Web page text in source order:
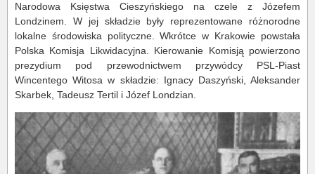
Narodowa Księstwa Cieszyńskiego na czele z Józefem
Londzinem. W jej składzie były reprezentowane różnorodne
lokalne środowiska polityczne. Wkrótce w Krakowie powstała
Polska Komisja Likwidacyjna. Kierowanie Komisją powierzono
prezydium pod przewodnictwem przywódcy PSL-Piast
Wincentego Witosa w składzie: Ignacy Daszyński, Aleksander
Skarbek, Tadeusz Tertil i Józef Londzian.